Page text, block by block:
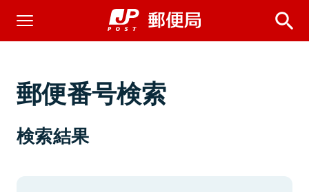
郵便番号検索
検索結果